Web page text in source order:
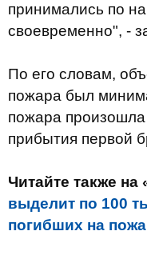
принимались по
своевременно", -
По его словам,
пожара был
пожара
прибытия первой
Читайте также
выделит по 100
погибших на